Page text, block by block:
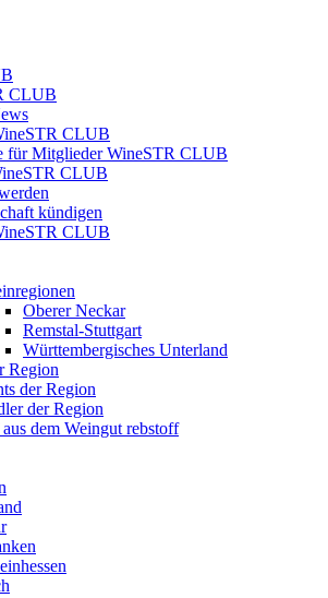
CLUB
CLUB
für Mitglieder WineSTR CLUB
CLUB
kündigen
CLUB
Oberer Neckar
Remstal-Stuttgart
Württembergisches Unterland
Region
der Region
der Region
dem Weingut rebstoff